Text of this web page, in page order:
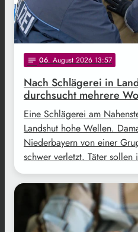
notes 06. August 2026 13:57
Nach Schlägerei in
durchsucht mehrere
Eine Schlägerei am
Landshut hohe Wellen.
Niederbayern von einer
schwer verletzt. Täter